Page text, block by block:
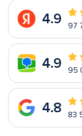
4.9 97
4.9 95
4.8 83